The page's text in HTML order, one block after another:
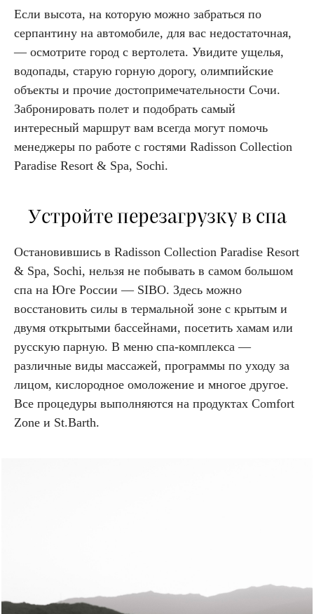
Если высота, на которую можно забраться по
серпантину на автомобиле, для вас недостаточная,
— осмотрите город с вертолета. Увидите ущелья,
водопады, старую горную дорогу, олимпийские
объекты и прочие достопримечательности Сочи.
Забронировать полет и подобрать самый
интересный маршрут вам всегда могут помочь
менеджеры по работе с гостями Radisson Collection
Paradise Resort & Spa, Sochi.
Устройте перезагрузку в спа
Остановившись в Radisson Collection Paradise Resort
& Spa, Sochi, нельзя не побывать в самом большом
спа на Юге России — SIBO. Здесь можно
восстановить силы в термальной зоне с крытым и
двумя открытыми бассейнами, посетить хамам или
русскую парную. В меню спа-комплекса —
различные виды массажей, программы по уходу за
лицом, кислородное омоложение и многое другое.
Все процедуры выполняются на продуктах Comfort
Zone и St.Barth.